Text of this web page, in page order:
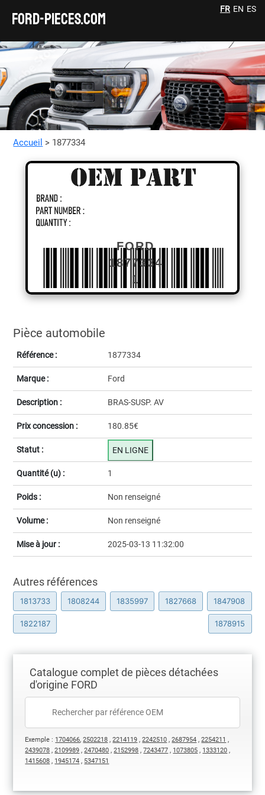
FORD-pieces.com
FR EN ES
Accueil > 1877334
Pièce automobile
Référence : 1877334
Marque : Ford
Description : BRAS-SUSP. AV
Prix concession : 180.85€
Statut : EN LIGNE
Quantité (u) : 1
Poids : Non renseigné
Volume : Non renseigné
Mise à jour : 2025-03-13 11:32:00
FORD
1877334
1
Autres références
1813733 1808244 1835997 1827668 1847908
1822187 1878915
Catalogue complet de pièces détachées
d'origine FORD
Exemple : 1704066,2502218 ,2214119 ,2242510 ,2687954 ,2254211 ,
2439078 ,2109989 ,2470480 ,2152998 ,7243477 , 1073805 , 1333120 ,
1415608 , 1945174 , 5347151